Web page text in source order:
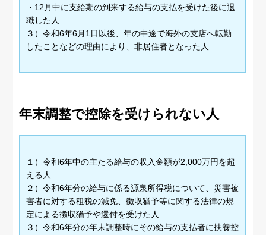
・12月中に支給期の到来する給与の支払を受けた後に退
職した人
３）令和6年6月1日以後、年の中途で海外の支店へ転勤
したことなどの理由により、非居住者となった人
年末調整で控除を受けられない人
１）令和6年中の主たる給与の収入金額が2,000万円を超
える人
２）令和6年分の給与に係る源泉所得税について、災害被
害者に対する租税の減免、徴収猶予等に関する法律の規
定による徴収猶予や還付を受けた人
３）令和6年分の年末調整時にその給与の支払者に扶養控